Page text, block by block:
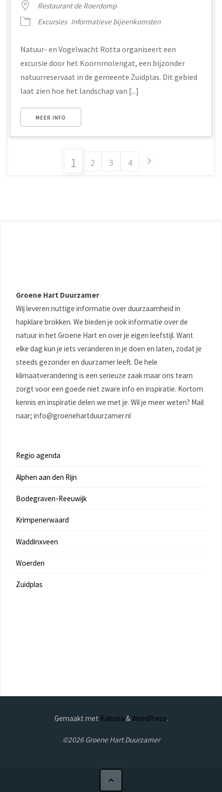
Restaurant de Roerdomp
Excursies Informatieve bijeenkomsten
Natuur- en Vogelwacht Rotta organiseert een
excursie door het Koornmolengat, een bijzonder
natuurreservaat in de gemeente Zuidplas. Dit gebied
laat zien hoe het landschap van [...]
MEER INFO
1 2 3 4
Groene Hart Duurzamer
Wij leveren nuttige informatie over duurzaamheid in
hapklare brokken. We bieden je ook informatie over de
natuur in het Groene Hart en over je eigen leefstijl. Want
elke dag kun je iets veranderen in je doen en laten, zodat je
steeds gezonder en duurzamer leeft. De hele
klimaatverandering is een serieuze zaak maar ons team
zorgt voor een goede niet zware info en inspiratie. Kortom
kennis en inspiratie delen we met je. Wil je meer weten? Mail
naar; info@groenehartduurzamer.nl
Regio agenda
Alphen aan den Rijn
Bodegraven-Reeuwijk
Krimpenerwaard
Waddinxveen
Woerden
Zuidplas
Gemaakt met Kahuna &WordPress.
©2026 Groene Hart Duurzamer